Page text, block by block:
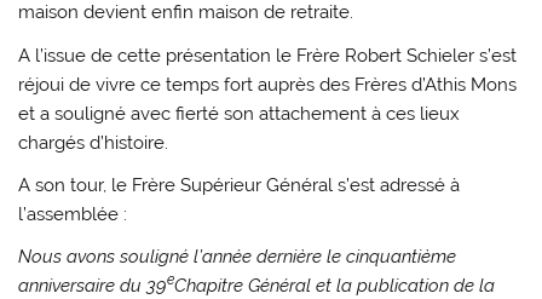
maison devient enfin maison de retraite.
A l’issue de cette présentation le Frère Robert Schieler s’est
réjoui de vivre ce temps fort auprès des Frères d’Athis Mons
et a souligné avec fierté son attachement à ces lieux
chargés d’histoire.
A son tour, le Frère Supérieur Général s’est adressé à
l’assemblée :
Nous avons souligné l’année dernière le cinquantième
anniversaire du 39eChapitre Général et la publication de la